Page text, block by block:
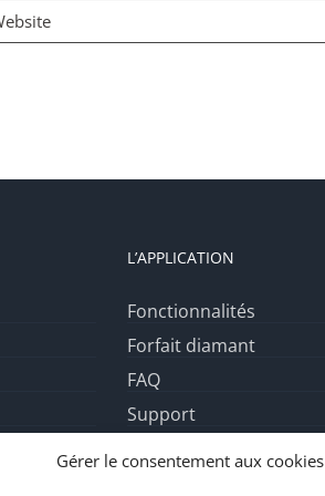
Gérer le consentement aux cookies
L’APPLICATION
Fonctionnalités
Forfait diamant
FAQ
Support